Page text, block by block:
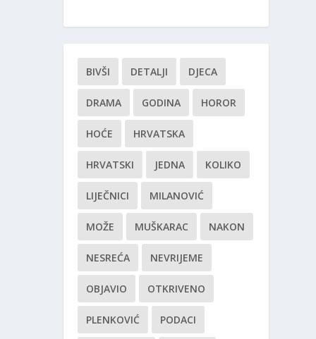
BIVŠI DETALJI DJECA
DRAMA GODINA HOROR
HOĆE HRVATSKA
HRVATSKI JEDNA KOLIKO
LIJEČNICI MILANOVIĆ
MOŽE MUŠKARAC NAKON
NESREĆA NEVRIJEME
OBJAVIO OTKRIVENO
PLENKOVIĆ PODACI